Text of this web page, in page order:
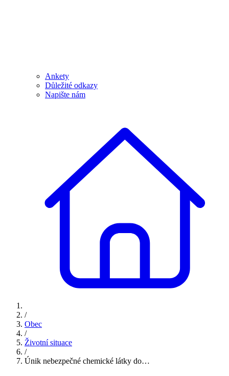
Ankety
Důležité odkazy
Napište nám
/
Obec
/
Životní situace
/
Únik nebezpečné chemické látky do…